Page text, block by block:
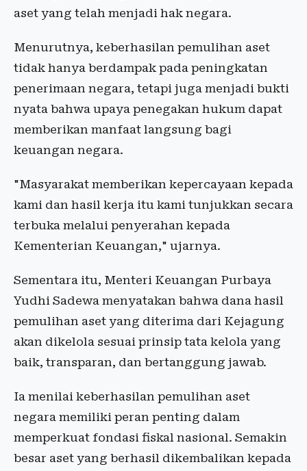
aset yang telah menjadi hak negara.
Menurutnya, keberhasilan pemulihan aset
tidak hanya berdampak pada peningkatan
penerimaan negara, tetapi juga menjadi bukti
nyata bahwa upaya penegakan hukum dapat
memberikan manfaat langsung bagi
keuangan negara.
"Masyarakat memberikan kepercayaan kepada
kami dan hasil kerja itu kami tunjukkan secara
terbuka melalui penyerahan kepada
Kementerian Keuangan," ujarnya.
Sementara itu, Menteri Keuangan Purbaya
Yudhi Sadewa menyatakan bahwa dana hasil
pemulihan aset yang diterima dari Kejagung
akan dikelola sesuai prinsip tata kelola yang
baik, transparan, dan bertanggung jawab.
Ia menilai keberhasilan pemulihan aset
negara memiliki peran penting dalam
memperkuat fondasi fiskal nasional. Semakin
besar aset yang berhasil dikembalikan kepada